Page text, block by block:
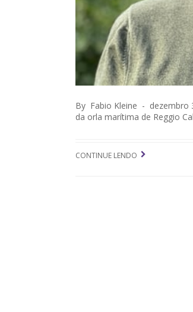
By Fabio Kleine - dezembro
da orla marítima de Reggio
CONTINUE LENDO